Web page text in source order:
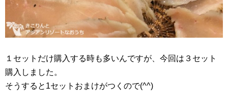
１セットだけ購入する時も多いんですが、今回は３セット
購入しました。
そうすると1セットおまけがつくので(^^)